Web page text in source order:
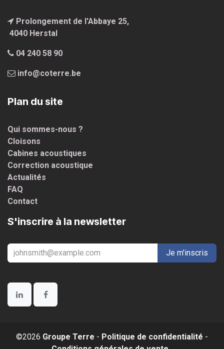
Prolongement de l'Abbaye 25,
4040 Herstal
04 240 58 90
info@coterre.be
Plan du site
Qui sommes-nous ?
Cloisons
Cabines acoustiques
Correction acoustique
Actualités
FAQ
Contact
S'inscrire à la newsletter
Je m'inscris
©2026 Groupe Terre - Politique de confidentialité -